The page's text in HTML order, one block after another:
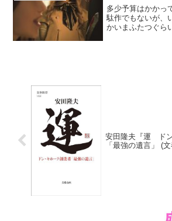
多少予算はかかっ
駄作でもないが
かいまふたつぐ
安田隆夫『運 ド
「最強の遺言」